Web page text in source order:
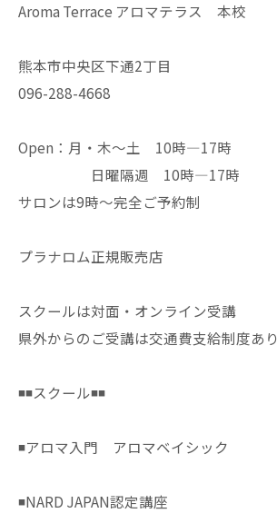
Aroma Terrace アロマテラス 本校
熊本市中央区下通2丁目
096-288-4668
Open：月・木〜土 10時—17時
日曜隔週 10時—17時
サロンは9時〜完全ご予約制
プラナロム正規販売店
スクールは対面・オンライン受講
県外からのご受講は交通費支給制度あり
◾️◾️スクール◾️◾️
◾️アロマ入門 アロマベイシック
◾️NARD JAPAN認定講座